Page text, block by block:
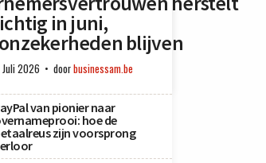
in juni,
blijven
Juli 2026 doorbusinessam.be
van pionier naar
hoe de
zijn voorsprong